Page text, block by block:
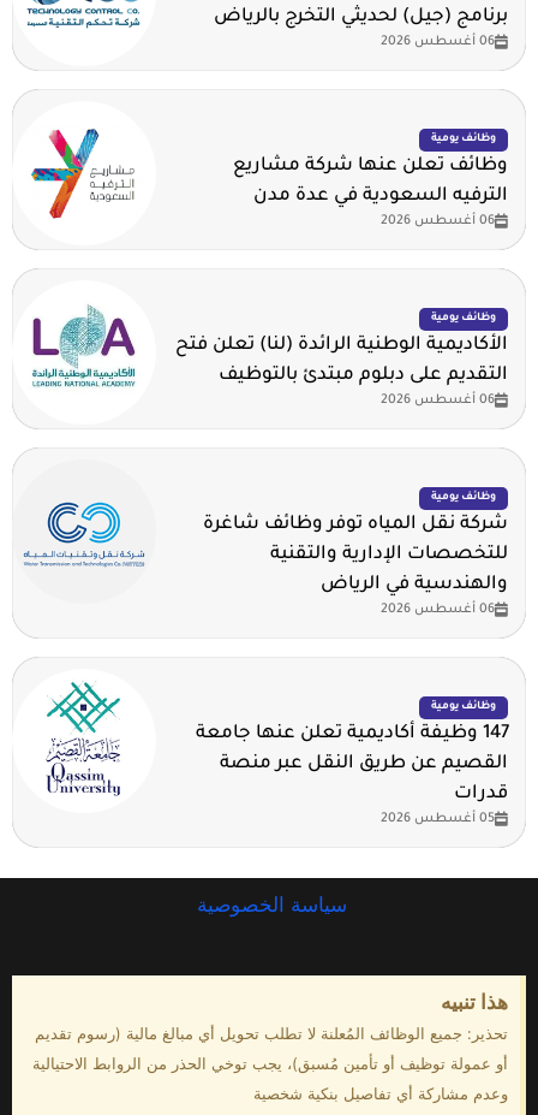
برنامج (جيل) لحديثي التخرج بالرياض
06 أغسطس 2026
وظائف يومية
وظائف تعلن عنها شركة مشاريع
الترفيه السعودية في عدة مدن
06 أغسطس 2026
وظائف يومية
الأكاديمية الوطنية الرائدة (لنا) تعلن فتح
التقديم على دبلوم مبتدئ بالتوظيف
06 أغسطس 2026
وظائف يومية
شركة نقل المياه توفر وظائف شاغرة
للتخصصات الإدارية والتقنية
والهندسية في الرياض
06 أغسطس 2026
وظائف يومية
147 وظيفة أكاديمية تعلن عنها جامعة
القصيم عن طريق النقل عبر منصة
قدرات
05 أغسطس 2026
سياسة الخصوصية
هذا تنبيه
تحذير: جميع الوظائف المُعلنة لا تطلب تحويل أي مبالغ مالية (رسوم تقديم
أو عمولة توظيف أو تأمين مُسبق)، يجب توخي الحذر من الروابط الاحتيالية
وعدم مشاركة أي تفاصيل بنكية شخصية